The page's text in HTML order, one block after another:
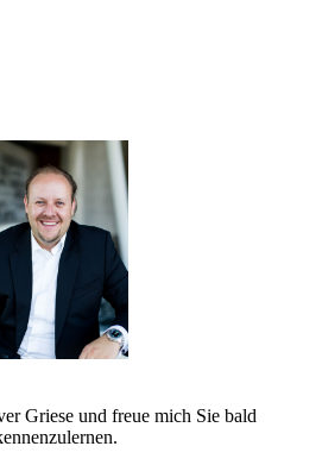
Griese und freue mich Sie bald